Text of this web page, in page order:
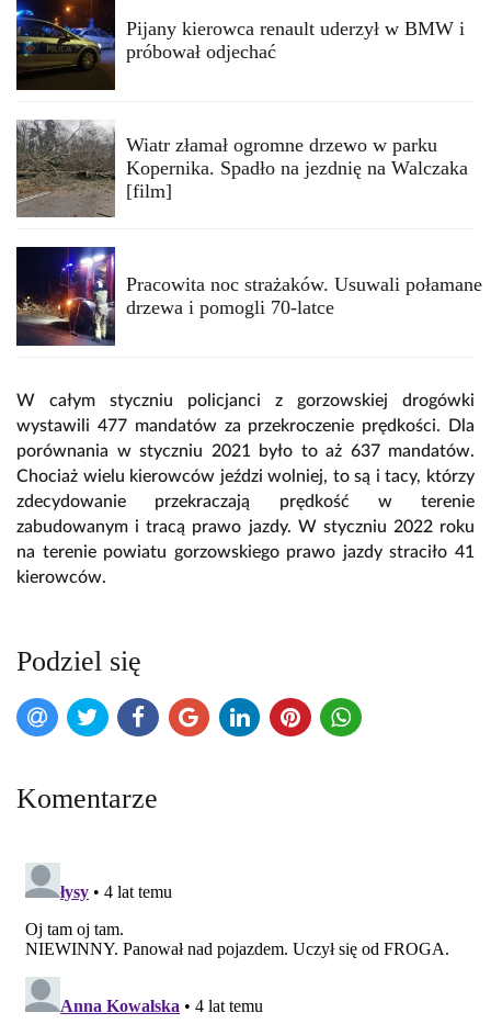
Pijany kierowca renault uderzył w BMW i
próbował odjechać
Wiatr złamał ogromne drzewo w parku
Kopernika. Spadło na jezdnię na Walczaka
[film]
Pracowita noc strażaków. Usuwali połamane
drzewa i pomogli 70-latce
W całym styczniu policjanci z gorzowskiej drogówki
wystawili 477 mandatów za przekroczenie prędkości. Dla
porównania w styczniu 2021 było to aż 637 mandatów.
Chociaż wielu kierowców jeździ wolniej, to są i tacy, którzy
zdecydowanie przekraczają prędkość w terenie
zabudowanym i tracą prawo jazdy. W styczniu 2022 roku
na terenie powiatu gorzowskiego prawo jazdy straciło 41
kierowców.
Podziel się
Komentarze